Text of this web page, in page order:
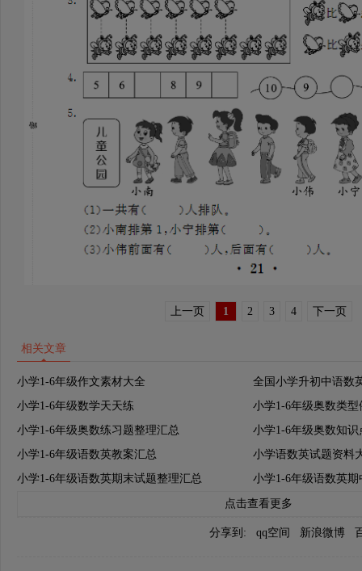
上一页 1 2 3 4 下一页
相关文章
小学1-6年级作文素材大全
全国小学升初中语数
小学1-6年级数学天天练
小学1-6年级奥数类
小学1-6年级奥数练习题整理汇总
小学1-6年级奥数知识
小学1-6年级语数英教案汇总
小学语数英试题资料
小学1-6年级语数英期末试题整理汇总
小学1-6年级语数英
点击查看更多
分享到: qq空间 新浪微博